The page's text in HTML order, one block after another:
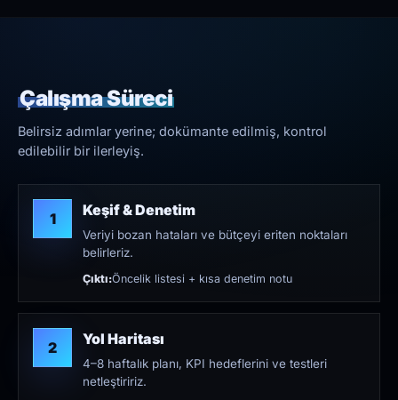
Çalışma Süreci
Belirsiz adımlar yerine; dokümante edilmiş, kontrol
edilebilir bir ilerleyiş.
1 Keşif & Denetim
Veriyi bozan hataları ve bütçeyi eriten noktaları
belirleriz.
Çıktı:Öncelik listesi + kısa denetim notu
2 Yol Haritası
4–8 haftalık planı, KPI hedeflerini ve testleri
netleştiririz.